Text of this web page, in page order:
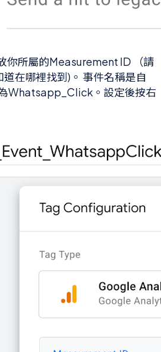
你所屬的Measurement ID （請
道在哪裡找到)。 事件名稱是自
Whatsapp_Click。設定後按右